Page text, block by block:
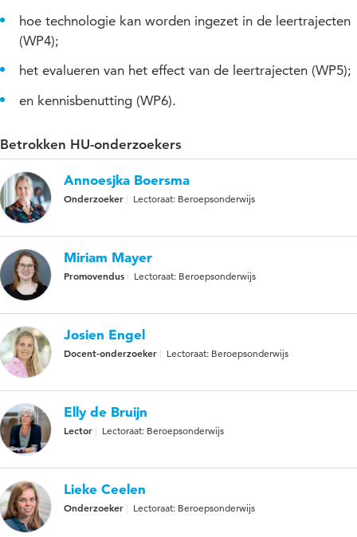
hoe technologie kan worden ingezet in de leertrajecten
(WP4);
het evalueren van het effect van de leertrajecten (WP5);
en kennisbenutting (WP6).
Betrokken HU-onderzoekers
Annoesjka Boersma
Onderzoeker Lectoraat: Beroepsonderwijs
Miriam Mayer
Promovendus Lectoraat: Beroepsonderwijs
Josien Engel
Docent-onderzoeker Lectoraat: Beroepsonderwijs
Elly de Bruijn
Lector Lectoraat: Beroepsonderwijs
Lieke Ceelen
Onderzoeker Lectoraat: Beroepsonderwijs